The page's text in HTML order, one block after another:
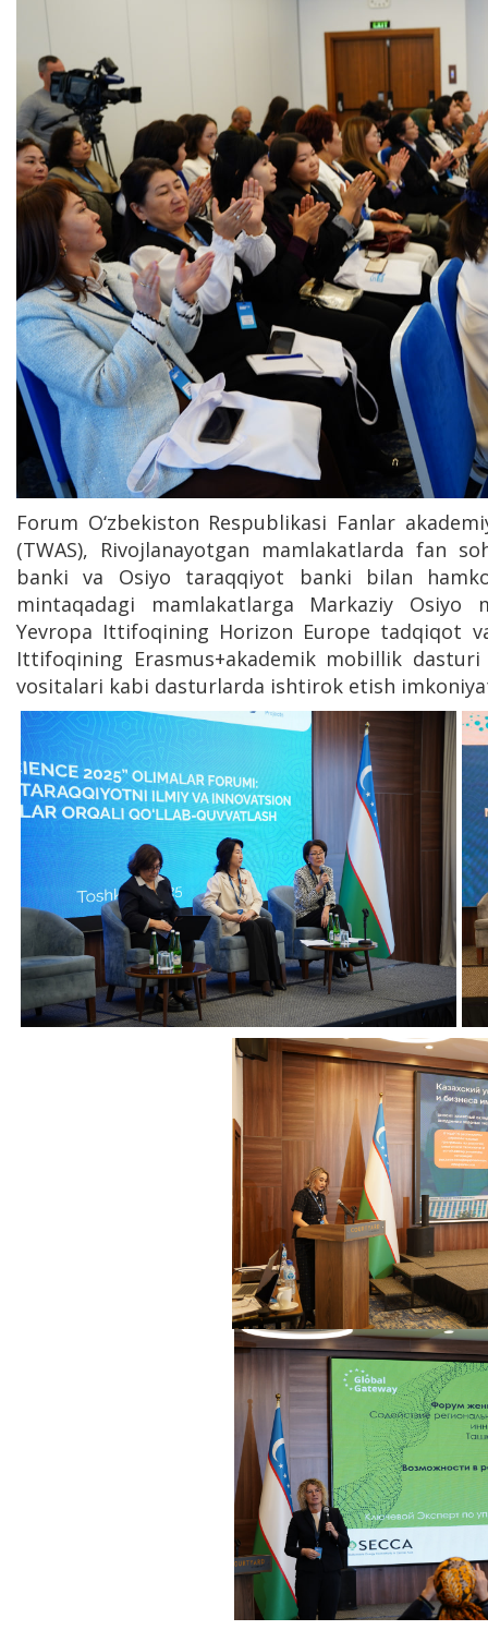
Forum O‘zbekiston Respublikasi Fanlar
(TWAS), Rivojlanayotgan mamlakatlarda fan
banki va Osiyo taraqqiyot banki bilan
mintaqadagi mamlakatlarga Markaziy Osiyo
Yevropa Ittifoqining Horizon Europe tadqiqot
Ittifoqining Erasmus+akademik mobillik
vositalari kabi dasturlarda ishtirok etish